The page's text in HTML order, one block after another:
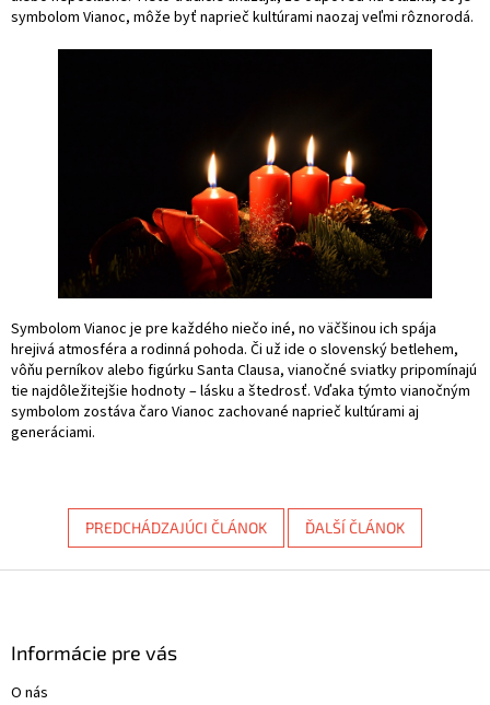
symbolom Vianoc, môže byť naprieč kultúrami naozaj veľmi rôznorodá.
Symbolom Vianoc je pre každého niečo iné, no väčšinou ich spája
hrejivá atmosféra a rodinná pohoda. Či už ide o slovenský betlehem,
vôňu perníkov alebo figúrku Santa Clausa, vianočné sviatky pripomínajú
tie najdôležitejšie hodnoty – lásku a štedrosť. Vďaka týmto vianočným
symbolom zostáva čaro Vianoc zachované naprieč kultúrami aj
generáciami.
PREDCHÁDZAJÚCI ČLÁNOK ĎALŠÍ ČLÁNOK
Informácie pre vás
O nás